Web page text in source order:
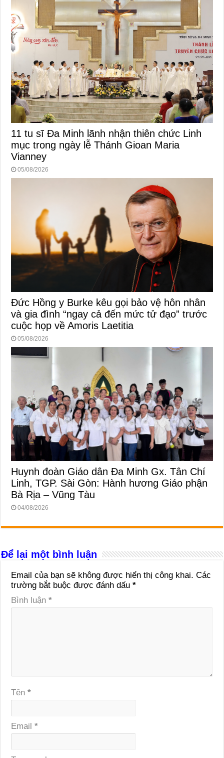
11 tu sĩ Đa Minh lãnh nhận thiên chức Linh
mục trong ngày lễ Thánh Gioan Maria
Vianney
05/08/2026
Đức Hồng y Burke kêu gọi bảo vệ hôn nhân
và gia đình “ngay cả đến mức tử đạo” trước
cuộc họp về Amoris Laetitia
05/08/2026
Huynh đoàn Giáo dân Đa Minh Gx. Tân Chí
Linh, TGP. Sài Gòn: Hành hương Giáo phận
Bà Rịa – Vũng Tàu
04/08/2026
Để lại một bình luận
Email của bạn sẽ không được hiển thị công khai. Các
trường bắt buộc được đánh dấu*
Bình luận*
Tên*
Email*